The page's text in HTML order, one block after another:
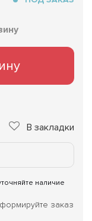
В закладки
наличие
заказ